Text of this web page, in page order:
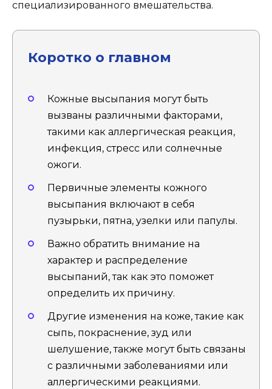
специализированного вмешательства.
Коротко о главном
Кожные высыпания могут быть
вызваны различными факторами,
такими как аллергическая реакция,
инфекция, стресс или солнечные
ожоги.
Первичные элементы кожного
высыпания включают в себя
пузырьки, пятна, узелки или папулы.
Важно обратить внимание на
характер и распределение
высыпаний, так как это поможет
определить их причину.
Другие изменения на коже, такие как
сыпь, покраснение, зуд или
шелушение, также могут быть связаны
с различными заболеваниями или
аллергическими реакциями.